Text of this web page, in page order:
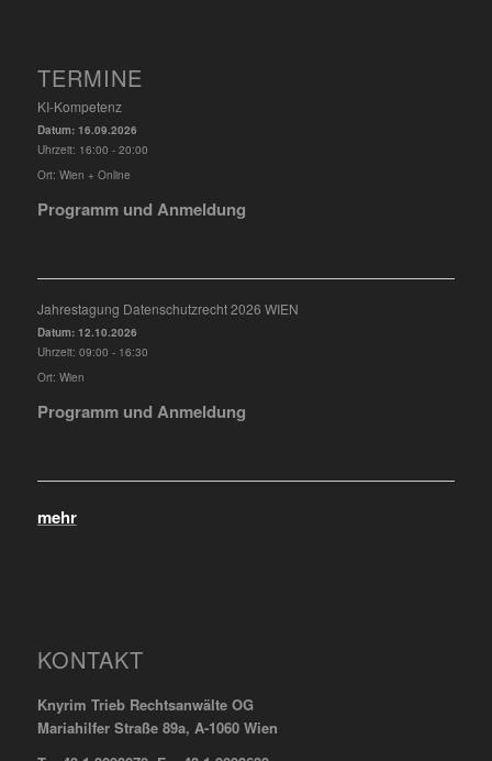
TERMINE
KI-Kompetenz
Datum: 16.09.2026
Uhrzeit: 16:00 - 20:00
Ort: Wien + Online
Programm und Anmeldung
Jahrestagung Datenschutzrecht 2026 WIEN
Datum: 12.10.2026
Uhrzeit: 09:00 - 16:30
Ort: Wien
Programm und Anmeldung
mehr
KONTAKT
Knyrim Trieb Rechtsanwälte OG
Mariahilfer Straße 89a, A-1060 Wien